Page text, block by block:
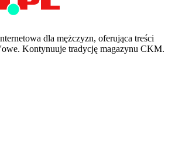
dla mężczyzn, oferująca treści
Kontynuuje tradycję magazynu CKM.